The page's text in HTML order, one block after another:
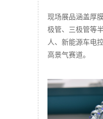
现场展品涵盖厚
极管、三极管等
人、新能源车电
高景气赛道。